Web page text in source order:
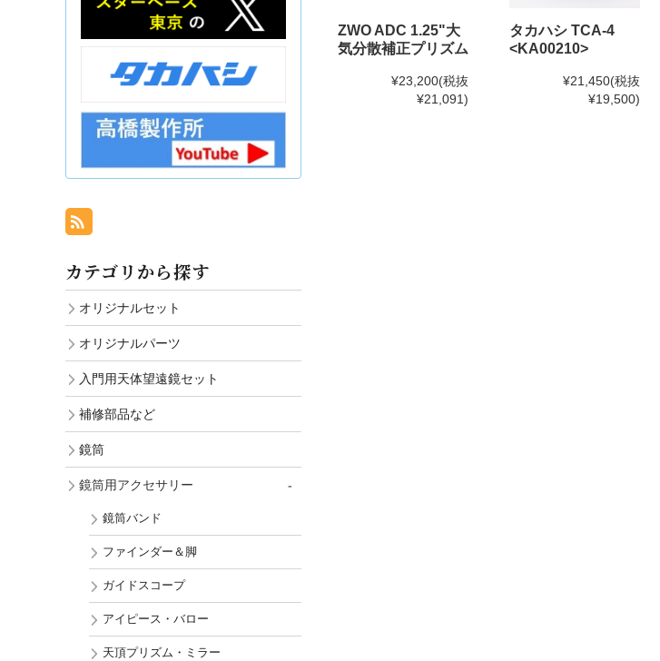
ZWO ADC 1.25"大
気分散補正プリズム
¥23,200(税抜
¥21,091)
タカハシ TCA-4
<KA00210>
¥21,450(税抜
¥19,500)
カテゴリから探す
オリジナルセット
オリジナルパーツ
入門用天体望遠鏡セット
補修部品など
鏡筒
鏡筒用アクセサリー
鏡筒バンド
ファインダー＆脚
ガイドスコープ
アイピース・バロー
天頂プリズム・ミラー